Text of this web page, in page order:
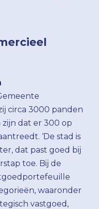
circa 3000 panden
dat er 300 op
‘De stad is
dat past goed bij
toe. Bij de
waaronder
vastgoed,